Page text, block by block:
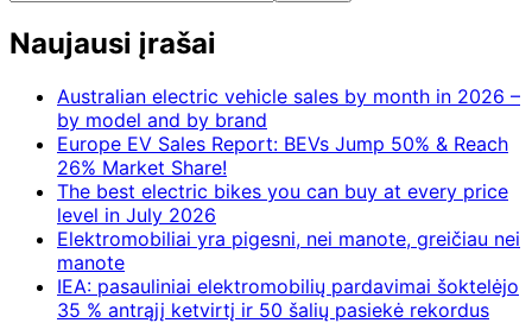
Naujausi įrašai
Australian electric vehicle sales by month in 2026 –
by model and by brand
Europe EV Sales Report: BEVs Jump 50% & Reach
26% Market Share!
The best electric bikes you can buy at every price
level in July 2026
Elektromobiliai yra pigesni, nei manote, greičiau nei
manote
IEA: pasauliniai elektromobilių pardavimai šoktelėjo
35 % antrąjį ketvirtį ir 50 šalių pasiekė rekordus